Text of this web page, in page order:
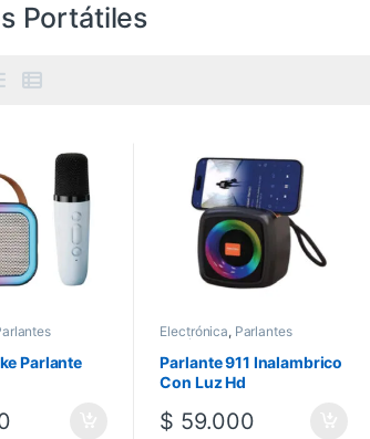
Portátiles
Parlante
Electrónica, Parlantes
Portátiles
Parlante 911 Inalambrico
Con Luz Hd
$ 59.000